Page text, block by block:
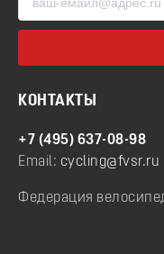
КОНТАКТЫ
+7 (495) 637-08-98
Email: cycling@fvsr.ru
Федерация